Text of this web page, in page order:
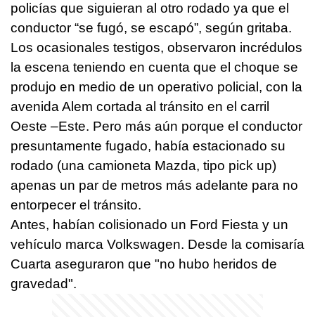
policías que siguieran al otro rodado ya que el
conductor “se fugó, se escapó”, según gritaba.
Los ocasionales testigos, observaron incrédulos
la escena teniendo en cuenta que el choque se
produjo en medio de un operativo policial, con la
avenida Alem cortada al tránsito en el carril
Oeste –Este. Pero más aún porque el conductor
presuntamente fugado, había estacionado su
rodado (una camioneta Mazda, tipo pick up)
apenas un par de metros más adelante para no
entorpecer el tránsito.
Antes, habían colisionado un Ford Fiesta y un
vehículo marca Volkswagen. Desde la comisaría
Cuarta aseguraron que "no hubo heridos de
gravedad".